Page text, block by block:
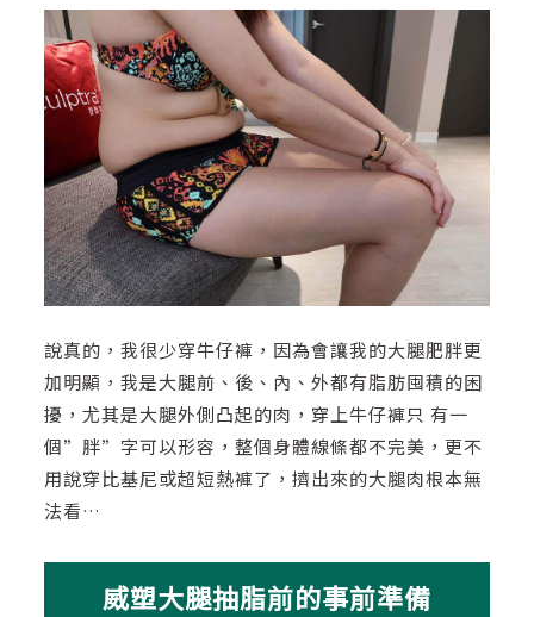
說真的，我很少穿牛仔褲，因為會讓我的大腿肥胖更
加明顯，我是大腿前、後、內、外都有脂肪囤積的困
擾，尤其是大腿外側凸起的肉，穿上牛仔褲只 有一
個”胖”字可以形容，整個身體線條都不完美，更不
用說穿比基尼或超短熱褲了，擠出來的大腿肉根本無
法看…
威塑大腿抽脂前的事前準備